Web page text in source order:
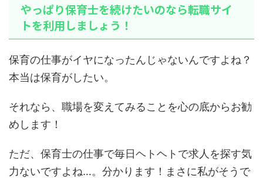
やっぱり保育士を続けたいのなら転職サイ
トを利用しましょう！
保育の仕事がイヤになったんじゃないんですよね？
本当は保育がしたい。
それなら、職場を変えてみることを心の底からお勧
めします！
ただ、保育士の仕事で毎日ヘトヘトで求人を探す気
力ないですよね…。分かります！まさに私がそうで